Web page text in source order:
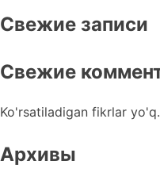
Свежие записи
Свежие
Ko'rsatiladigan fikrlar yo'q.
Архивы